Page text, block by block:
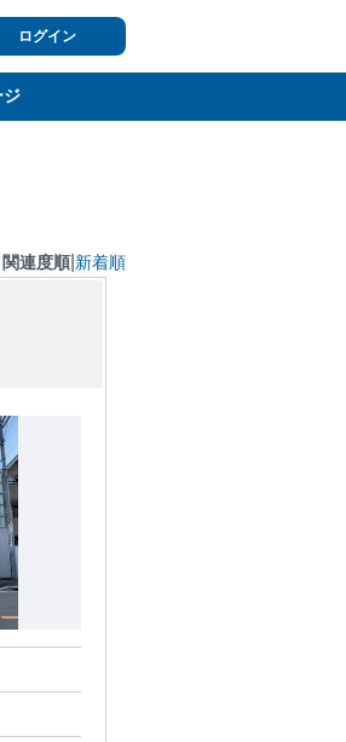
ログイン
ジ
関連度順 新着順